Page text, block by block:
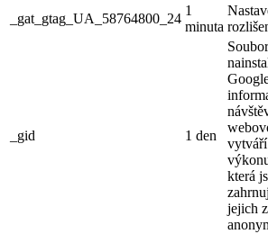
_gat_gtag_UA_58764800_24
1
minuta
_gid 1 den
která
jejich